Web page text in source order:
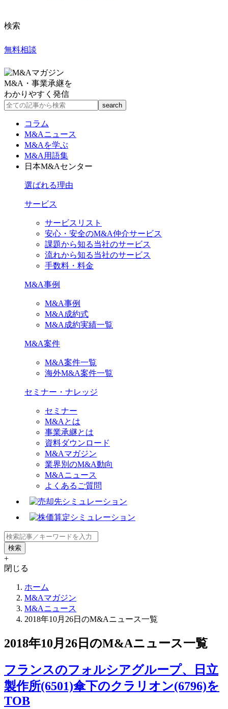
検索
無料相談
M&A・事業承継を
わかりやすく発信
コラム
M&Aニュース
M&Aを学ぶ
M&A用語集
日本M&Aセンター
選ばれる理由
サービス
サービスリスト
安心・安全のM&A仲介サービス
課題から知る当社のサービス
流れから知る当社のサービス
手数料・料金
M&A事例
M&A事例
M&A成約式
M&A成約実績一覧
M&A案件
M&A案件一覧
海外M&A案件一覧
セミナー・ナレッジ
セミナー
M&Aとは
事業承継とは
資料ダウンロード
M&Aマガジン
業界別のM&A動向
M&Aニュース
よくあるご質問
+
閉じる
ホーム
M&Aマガジン
M&Aニュース
2018年10月26日のM&Aニュース一覧
2018年10月26日のM&Aニュース一覧
フランスのフォルシアグループ、日立
製作所(6501)傘下のクラリオン(6796)を
TOB